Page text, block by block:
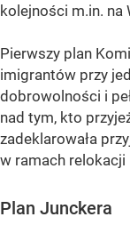
kolejności m.in. na
Pierwszy plan
imigrantów przy
dobrowolności i
nad tym, kto
zadeklarowała
w ramach
Plan Junckera